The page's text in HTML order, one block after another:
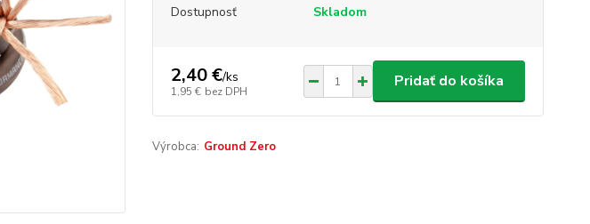
Dostupnosť Skladom
2,40 €/ks
1,95 € bez DPH
Pridať do košíka
Výrobca: Ground Zero